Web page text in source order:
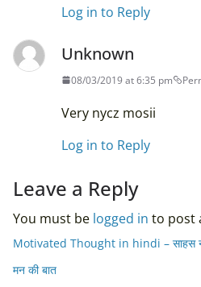
Log in to Reply
Unknown
08/03/2019 at 6:35 pm
Very nycz mosii
Log in to Reply
Leave a Reply
You must be logged in to post
Motivated Thought in hindi – साहस न
मन की बात